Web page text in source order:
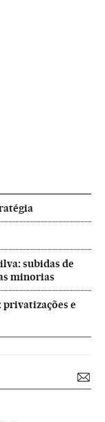
subidas de
minorias
e